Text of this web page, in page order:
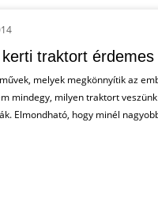
traktort
melyek megkönnyítik az
mindegy, milyen traktort
Elmondható, hogy minél